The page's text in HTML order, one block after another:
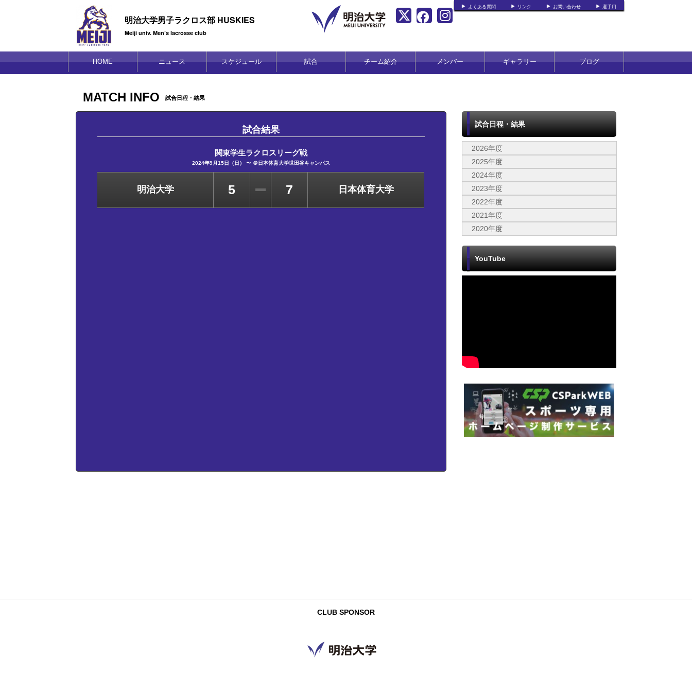
よくある質問 リンク お問い合わせ 選手用
明治大学男子ラクロス部 HUSKIES
Meiji univ. Men’s lacrosse club
HOME ニュース スケジュール 試合 チーム紹介 メンバー ギャラリー ブログ
MATCH INFO 試合日程・結果
試合結果
関東学生ラクロスリーグ戦
2024年9月15日（日） 〜 ＠日本体育大学世田谷キャンパス
明治大学 5 7 日本体育大学
試合日程・結果
2026年度
2025年度
2024年度
2023年度
2022年度
2021年度
2020年度
YouTube
CLUB SPONSOR